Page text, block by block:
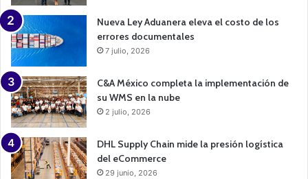
Nueva Ley Aduanera eleva el costo de los
errores documentales
7 julio, 2026
C&A México completa la implementación de
su WMS en la nube
2 julio, 2026
DHL Supply Chain mide la presión logística
del eCommerce
29 junio, 2026